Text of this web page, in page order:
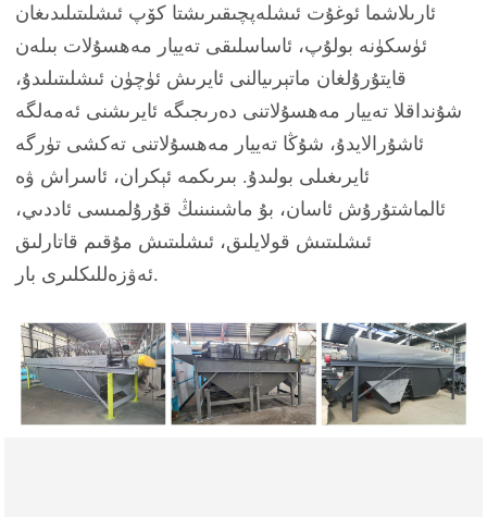
ئارىلاشما ئوغۇت ئىشلەپچىقىرىشتا كۆپ ئىشلىتىلىدىغان
ئۈسكۈنە بولۇپ، ئاساسلىقى تەييار مەھسۇلات بىلەن
قايتۇرۇلغان ماتېرىيالنى ئايرىش ئۈچۈن ئىشلىتىلىدۇ،
شۇنداقلا تەييار مەھسۇلاتنى دەرىجىگە ئايرىشنى ئەمەلگە
ئاشۇرالايدۇ، شۇڭا تەييار مەھسۇلاتنى تەكشى تۈرگە
ئايرىغىلى بولىدۇ. بىرىكمە ئېكران، ئاسراش ۋە
ئالماشتۇرۇش ئاسان، بۇ ماشىنىنىڭ قۇرۇلمىسى ئاددىي،
ئىشلىتىش قولايلىق، ئىشلىتىش مۇقىم قاتارلىق
ئەۋزەللىكلىرى بار.